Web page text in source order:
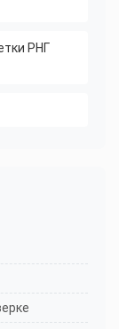
РНГ